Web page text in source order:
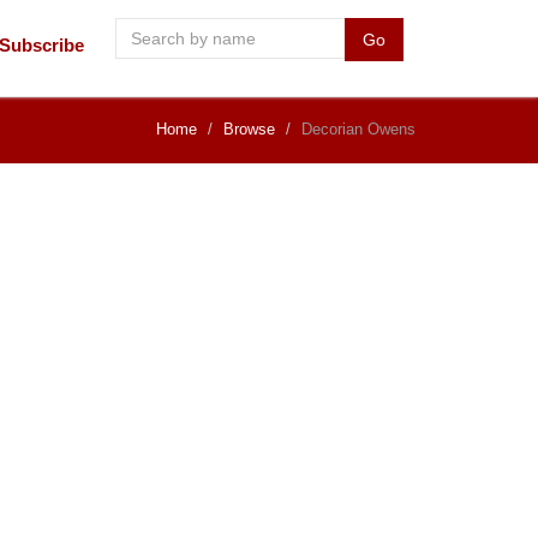
Subscribe Go
Home Browse Decorian Owens